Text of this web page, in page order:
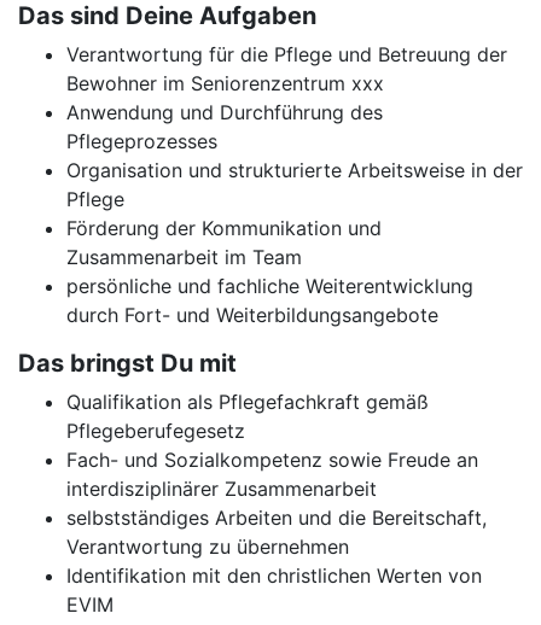
Das sind Deine Aufgaben
Verantwortung für die Pflege und Betreuung der
Bewohner im Seniorenzentrum xxx
Anwendung und Durchführung des
Pflegeprozesses
Organisation und strukturierte Arbeitsweise in der
Pflege
Förderung der Kommunikation und
Zusammenarbeit im Team
persönliche und fachliche Weiterentwicklung
durch Fort- und Weiterbildungsangebote
Das bringst Du mit
Qualifikation als Pflegefachkraft gemäß
Pflegeberufegesetz
Fach- und Sozialkompetenz sowie Freude an
interdisziplinärer Zusammenarbeit
selbstständiges Arbeiten und die Bereitschaft,
Verantwortung zu übernehmen
Identifikation mit den christlichen Werten von
EVIM